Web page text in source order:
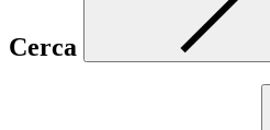
Cerca